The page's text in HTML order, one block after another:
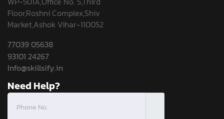
Floor,Roshni Complex,Shiv
Market,Ashok Vihar-110052
77039 05638
93101 24267
Info@skillsify.in
Need Help?